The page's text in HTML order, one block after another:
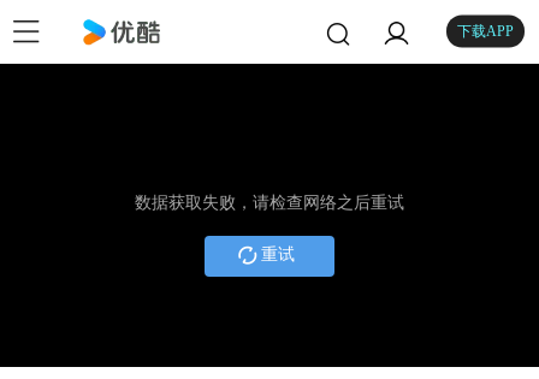
下载APP
数据获取失败，请检查网络之后重试
重试